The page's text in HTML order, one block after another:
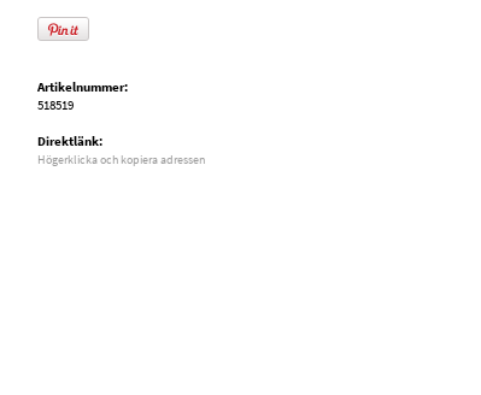
Artikelnummer:
518519
Direktlänk:
Högerklicka och kopiera adressen